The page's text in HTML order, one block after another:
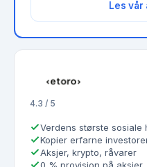
Les vår
4.3 / 5
Verdens største sosiale
Kopier erfarne
Aksjer, krypto, råvarer